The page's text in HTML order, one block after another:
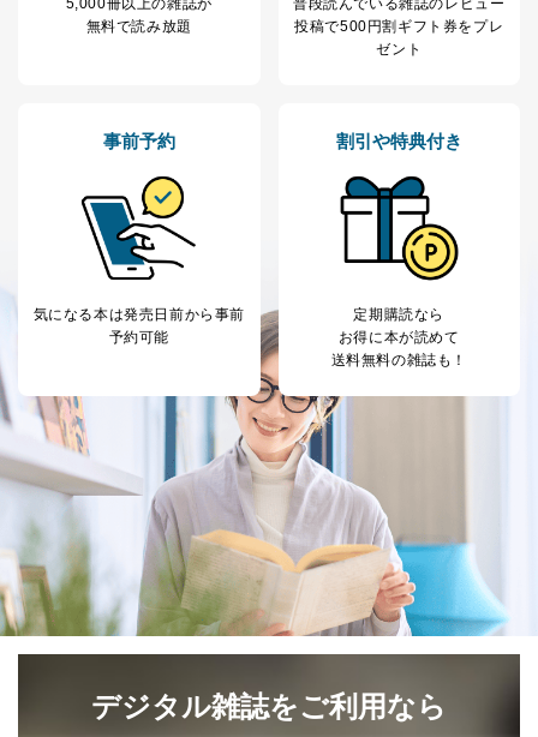
人の生命､身体または財産の保護のために必要がある
場合であって、本人の同意を得ることが困難であると
とが困難である場合。
た者が法令の定める事務を遂行することに対して協力
する必要がある場合であって、本人の同意を得ること
により当該事務の遂行に支障を及ぼすおそれがあると
き。
上記２．の利用目的を実施するために守秘義務を結ん
託・提供する場合、その業務に必要な範囲で委託・提
供先企業に個人情報を開示することがあります。
委託・提供先企業は具体的には以下のような企業です
が、これらに限りません。
委託先：カスタマーサポート支援会社 、クレジッ
トカード決済などの決済代行・料金回収会社、広
告配信サービス会社
提供先：出版社、出版物発売元、卸売会社、販売
店など商品の供給者、梱包会社、配送会社、新聞
販売店などの梱包・配送・配達会社
４．開示対象個人情報の「開示」「訂正」等の請求につ
いて
当社は、本人から、開示対象個人情報について利用目的
の通知を求められた場合には、遅滞なくこれに応じま
利用目的の通知を行なうことはできません。そのとき
は、本人に遅滞無くその旨を通知するとともに、理由を
5,000冊以上の雑誌が
無料で読み放題
普段読んでいる雑誌のレビュー
投稿で500円割ギフト券をプレ
ゼント
事前予約
気になる本は発売日前から事前
予約可能
割引や特典付き
定期購読なら
お得に本が読めて
送料無料の雑誌も！
デジタル雑誌をご利用なら